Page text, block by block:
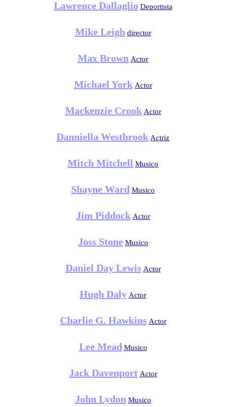
Lawrence Dallaglio Deportista
Mike Leigh director
Max Brown Actor
Michael York Actor
Mackenzie Crook Actor
Danniella Westbrook Actriz
Mitch Mitchell Musico
Shayne Ward Musico
Jim Piddock Actor
Joss Stone Musico
Daniel Day Lewis Actor
Hugh Daly Actor
Charlie G. Hawkins Actor
Lee Mead Musico
Jack Davenport Actor
John Lydon Musico